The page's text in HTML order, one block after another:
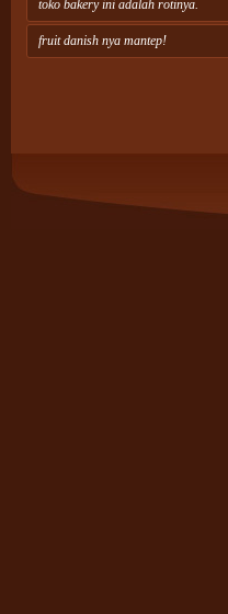
toko bakery ini adalah rotinya.
fruit danish nya mantep!